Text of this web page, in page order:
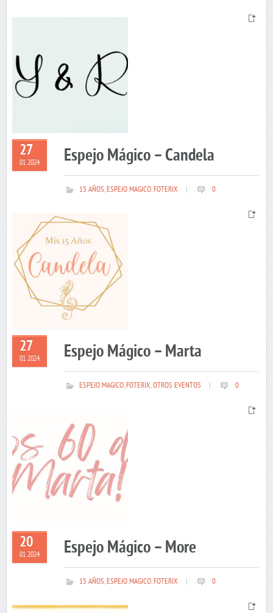
27
01 2024 Espejo Mágico – Candela
15 AÑOS,ESPEJO MAGICO,FOTERIX 0
27
01 2024 Espejo Mágico – Marta
ESPEJO MAGICO,FOTERIX,OTROS EVENTOS 0
20
01 2024 Espejo Mágico – More
15 AÑOS,ESPEJO MAGICO,FOTERIX 0